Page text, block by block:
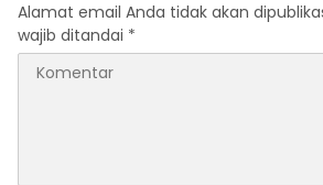
Alamat email Anda tidak akan
wajib ditandai *